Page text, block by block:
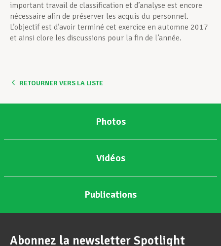
important travail de classification et d’analyse est encore
nécessaire afin de préserver les acquis du personnel.
L’objectif est d’avoir terminé cet exercice en automne 2017
et ainsi clore les discussions pour la fin de l’année.
RETOURNER VERS LA LISTE
Photos
Vidéos
Publications
Abonnez la newsletter Spotlight